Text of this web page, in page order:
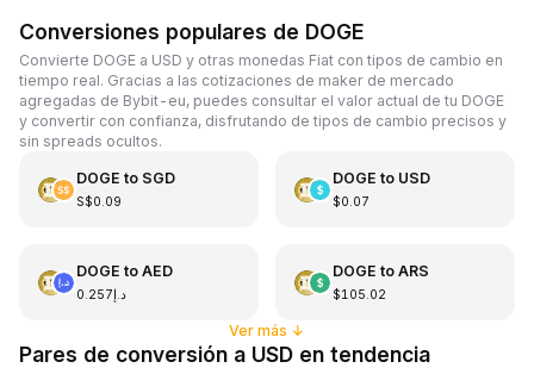
Conversiones populares de DOGE
Convierte DOGE a USD y otras monedas Fiat con tipos de cambio en
tiempo real. Gracias a las cotizaciones de maker de mercado
agregadas de Bybit-eu, puedes consultar el valor actual de tu DOGE
y convertir con confianza, disfrutando de tipos de cambio precisos y
sin spreads ocultos.
DOGE to SGD
S$0.09
DOGE to USD
$0.07
DOGE to AED
د.إ0.257
DOGE to ARS
$105.02
Ver más ↓
Pares de conversión a USD en tendencia